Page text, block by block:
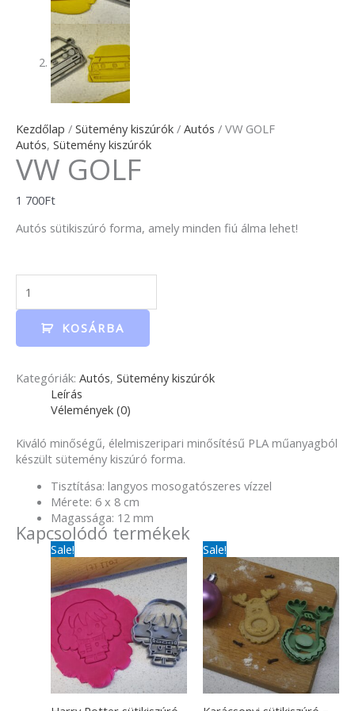
Kezdőlap / Sütemény kiszúrók / Autós / VW GOLF
Autós, Sütemény kiszúrók
VW GOLF
1 700Ft
Autós sütikiszúró forma, amely minden fiú álma lehet!
KOSÁRBA
Kategóriák: Autós, Sütemény kiszúrók
Leírás
Vélemények (0)
Kiváló minőségű, élelmiszeripari minősítésű PLA műanyagból
készült sütemény kiszúró forma.
Tisztítása: langyos mosogatószeres vízzel
Mérete: 6 x 8 cm
Magassága: 12 mm
Kapcsolódó termékek
Sale!
price
was:
1
290Ft.
price
is:
990Ft.
Sale!
price
was:
1
400Ft.
price
is:
1
290Ft.